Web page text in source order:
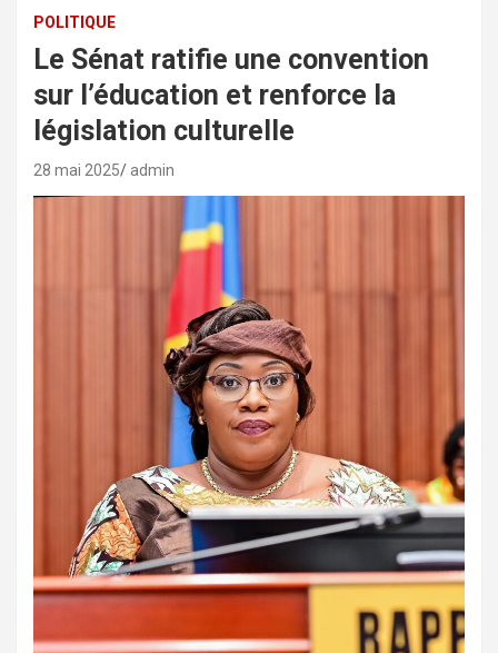
POLITIQUE
Le Sénat ratifie une convention
sur l’éducation et renforce la
législation culturelle
28 mai 2025 admin